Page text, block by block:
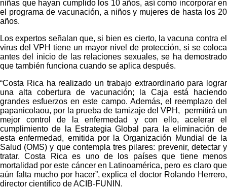
niñas que hayan cumplido los 10 años, así como incorporar en
el programa de vacunación, a niños y mujeres de hasta los 20
años.
Los expertos señalan que, si bien es cierto, la vacuna contra el
virus del VPH tiene un mayor nivel de protección, si se coloca
antes del inicio de las relaciones sexuales, se ha demostrado
que también funciona cuando se aplica después.
“Costa Rica ha realizado un trabajo extraordinario para lograr
una alta cobertura de vacunación; la Caja está haciendo
grandes esfuerzos en este campo. Además, el reemplazo del
papanicolaou, por la prueba de tamizaje del VPH, permitirá un
mejor control de la enfermedad y con ello, acelerar el
cumplimiento de la Estrategia Global para la eliminación de
esta enfermedad, emitida por la Organización Mundial de la
Salud (OMS) y que contempla tres pilares: prevenir, detectar y
tratar. Costa Rica es uno de los países que tiene menos
mortalidad por este cáncer en Latinoamérica, pero es claro que
aún falta mucho por hacer”, explica el doctor Rolando Herrero,
director científico de ACIB-FUNIN.